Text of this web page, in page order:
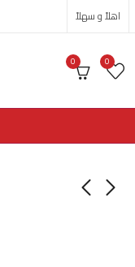
اهلاً و سهلاً
0
0